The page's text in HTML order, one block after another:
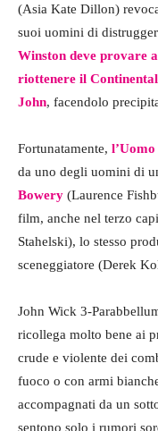
(Asia Kate Dillon)
suoi uomini di
Winston deve provare
riottenere il Continental
John, facendolo
Fortunatamente,
da uno degli uomini di
Bowery (Laurence
film, anche nel terzo
Stahelski), lo stesso
sceneggiatore (Derek
John Wick 3-
ricollega molto bene ai
crude e violente dei
fuoco o con armi
accompagnati da un
sentono solo i rumori